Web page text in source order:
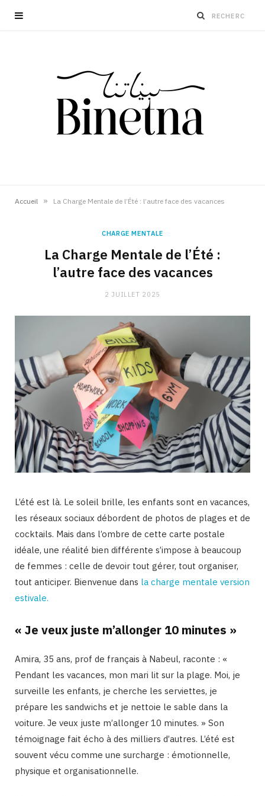
Accueil » La Charge Mentale de l’Été : l’autre face des vacances
CHARGE MENTALE
La Charge Mentale de l’Été :
l’autre face des vacances
2 JUILLET 2025
L’été est là. Le soleil brille, les enfants sont en vacances,
les réseaux sociaux débordent de photos de plages et de
cocktails. Mais dans l’ombre de cette carte postale
idéale, une réalité bien différente s’impose à beaucoup
de femmes : celle de devoir tout gérer, tout organiser,
tout anticiper. Bienvenue dans la charge mentale version
estivale.
« Je veux juste m’allonger 10 minutes »
Amira, 35 ans, prof de français à Nabeul, raconte : «
Pendant les vacances, mon mari lit sur la plage. Moi, je
surveille les enfants, je cherche les serviettes, je
prépare les sandwichs et je nettoie le sable dans la
voiture. Je veux juste m’allonger 10 minutes. » Son
témoignage fait écho à des milliers d’autres. L’été est
souvent vécu comme une surcharge : émotionnelle,
physique et organisationnelle.